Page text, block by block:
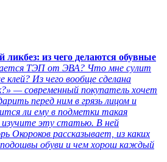
ликбез: из чего делаются обувные
ТЭП от ЭВА? Что мне сулит
Из чего вообще сделана
— современный покупатель хочет
перед ним в грязь лицом и
ли ему в подметки такая
эту статью. В ней
Окороков рассказывает, из каких
обуви и чем хорош каждый